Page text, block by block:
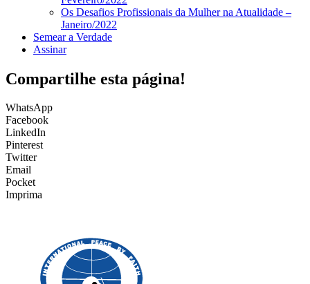
Os Desafios Profissionais da Mulher na Atualidade –
Janeiro/2022
Semear a Verdade
Assinar
Compartilhe esta página!
WhatsApp
Facebook
LinkedIn
Pinterest
Twitter
Email
Pocket
Imprima